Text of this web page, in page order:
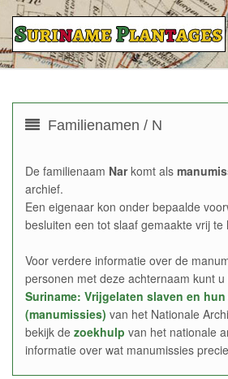
Familienamen / N
De familienaam Narkomt als
archief.
Een eigenaar kon onder bepaalde
besluiten een tot slaaf gemaakte vrij te
Voor verdere informatie over de
personen met deze achternaam kunt
Suriname: Vrijgelaten slaven en
(manumissies) van het Nationale
bekijk de zoekhulp van het nationale
informatie over wat manumissies